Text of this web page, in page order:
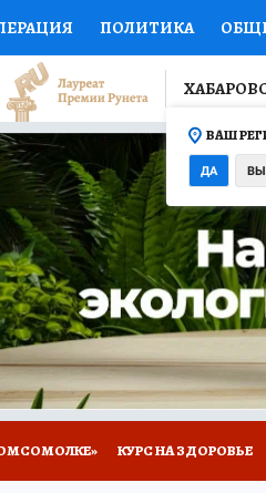
ПОЛИТИКА
СПОРТ КОЛУМНИСТЫ
ФИНАНСЫ
НА СПОРТ
ТЕЛЕВИЗОР
НОВОЕ НА САЙТЕ
ВАШ
ДА
КУРС НА ЗДОРОВЬЕ